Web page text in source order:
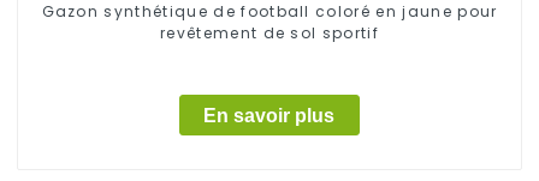
Gazon synthétique de football coloré en jaune pour
revêtement de sol sportif
En savoir plus